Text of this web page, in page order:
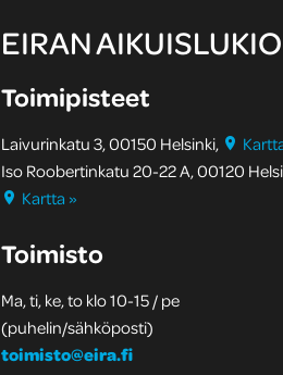
EIRAN AIKUISLUKIO
Toimipisteet
Laivurinkatu 3, 00150 Helsinki,
Iso Roobertinkatu 20-22 A, 00120
Kartta »
Toimisto
Ma, ti, ke, to klo 10-15 / pe
(puhelin/sähköposti)
toimisto@eira.fi